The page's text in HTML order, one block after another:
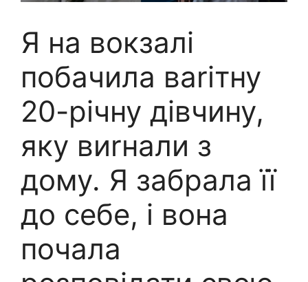
Я на вокзалі
побачила ваrітну
20-річну дівчину,
яку виrнали з
дому. Я забрала її
до себе, і вона
почала